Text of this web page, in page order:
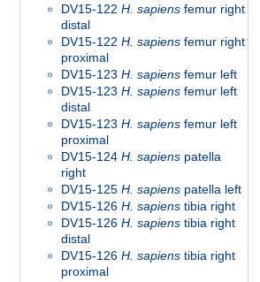
DV15-122 H. sapiens femur right
distal
DV15-122 H. sapiens femur right
proximal
DV15-123 H. sapiens femur left
DV15-123 H. sapiens femur left
distal
DV15-123 H. sapiens femur left
proximal
DV15-124 H. sapiens patella
right
DV15-125 H. sapiens patella left
DV15-126 H. sapiens tibia right
DV15-126 H. sapiens tibia right
distal
DV15-126 H. sapiens tibia right
proximal